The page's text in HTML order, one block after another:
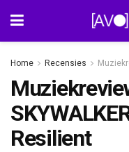
Home Recensies
Resilient